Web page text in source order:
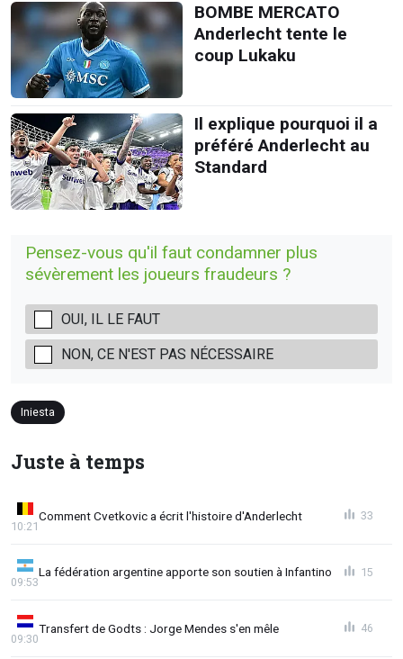
BOMBE MERCATO
Anderlecht tente le
coup Lukaku
Il explique pourquoi il a
préféré Anderlecht au
Standard
Pensez-vous qu'il faut condamner plus
sévèrement les joueurs fraudeurs ?
OUI, IL LE FAUT
NON, CE N'EST PAS NÉCESSAIRE
Iniesta
Juste à temps
Comment Cvetkovic a écrit l'histoire d'Anderlecht
10:21
33
La fédération argentine apporte son soutien à Infantino
09:53
15
Transfert de Godts : Jorge Mendes s'en mêle
09:30
46